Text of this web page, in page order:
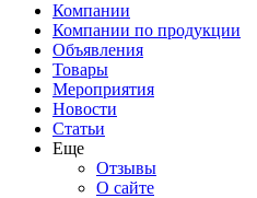
Компании
Компании по продукции
Объявления
Товары
Мероприятия
Новости
Статьи
Еще
Отзывы
О сайте